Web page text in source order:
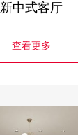
新中式客厅
查看更多